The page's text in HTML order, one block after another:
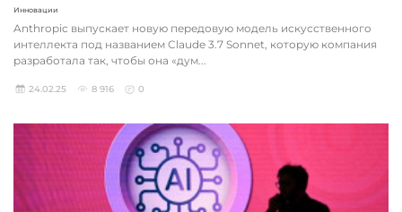
Инновации
Anthropic выпускает новую передовую модель искусственного
интеллекта под названием Claude 3.7 Sonnet, которую компания
разработала так, чтобы она «дум...
24.02.25 8 916 0